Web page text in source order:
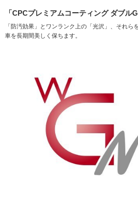
「CPCプレミアムコーティング ダブル
「防汚効果」とワンランク上の「光沢」、それら
車を長期間美しく保ちます。